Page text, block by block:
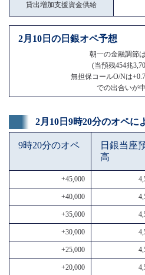
貸出増加支援資金供給
2月10日の日銀オペ予想
朝一の金融調節
(当預残454兆
無担保コールO/Nは
での出合いが中
2月10日9時20分のオペに
9時20分のオペ
日銀当座
高
+45,000
+40,000
+35,000
+30,000
+25,000
+20,000